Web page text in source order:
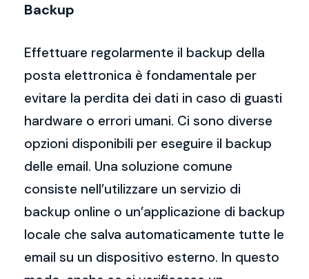
Backup
Effettuare regolarmente il backup della
posta elettronica è fondamentale per
evitare la perdita dei dati in caso di guasti
hardware o errori umani. Ci sono diverse
opzioni disponibili per eseguire il backup
delle email. Una soluzione comune
consiste nell’utilizzare un servizio di
backup online o un’applicazione di backup
locale che salva automaticamente tutte le
email su un dispositivo esterno. In questo